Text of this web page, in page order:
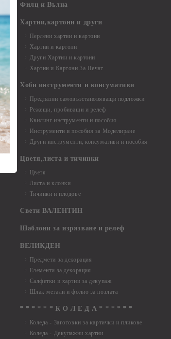
Филц и Вълна
Хартии,картони и други
Перлени хартии и картони
Хартии и картони
Други Хартии и картони
Хартии и Картони За Печат
Хоби инструменти и консумативи
Предпазни самовъзстановяващи подложки
Режещи, пробиващи и релеф
Квилинг инструменти и пособия
Инструменти и пособия за Моделиране
Други инструменти, консумативи и пособия
Цветя,листа и тичинки
Цветя
Листа и клонки
Тичинки и плодове
Свети ВАЛЕНТИН
Шаблони за изрязване и релеф
ВЕЛИКДЕН
Предмети за декорация
Елементи за декорация
Салфетки и хартии за декупаж
Шлак метали и фолио за позлата
* * * * * * К О Л Е Д А * * * * * *
Коледа - Заготовки за картички и пликове
Коледа - Декупажни хартии